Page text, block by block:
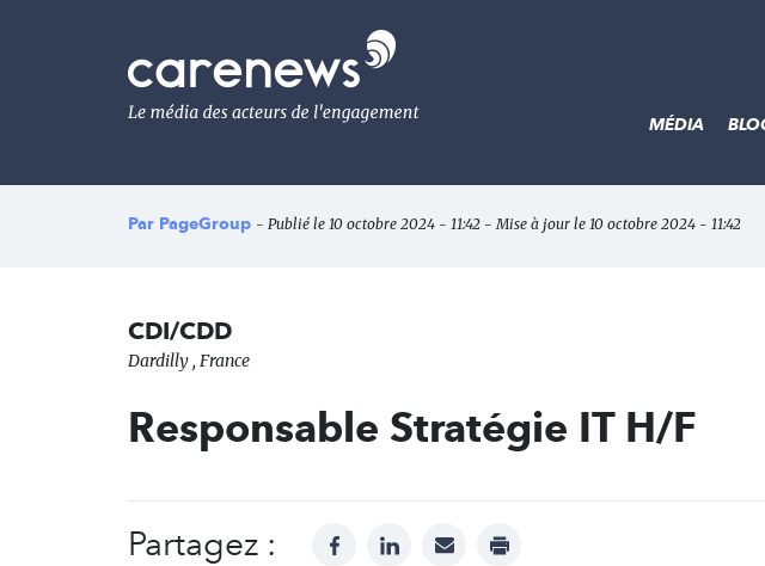
Le
média
de
l'engagement
MÉDIA
Par PageGroup - Publié le 10 octobre 2024 - 11:42 - Mise à jour le 10 octobre 2024 - 11:42
CDI/CDD
Dardilly , France
Responsable Stratégie IT H/F
Partagez : facebooklinkedinmail print